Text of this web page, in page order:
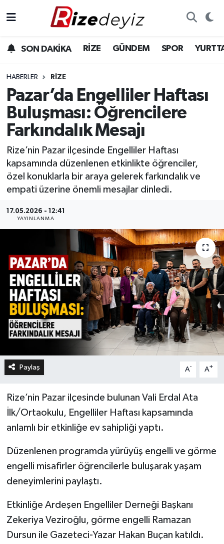
SON DAKİKA RİZE GÜNDEM SPOR
HABERLER RIZE
Pazar’da Engelliler Haftası
Buluşması: Öğrencilere
Farkındalık Mesajı
Rize’nin Pazar ilçesinde Engelliler Haftası
kapsamında düzenlenen etkinlikte öğrenciler,
özel konuklarla bir araya gelerek farkındalık ve
empati üzerine önemli mesajlar dinledi.
17.05.2026 - 12:41
YAYINLANMA
Paylaş A- A+
Rize’nin Pazar ilçesinde bulunan Vali Erdal Ata
İlk/Ortaokulu, Engelliler Haftası kapsamında
anlamlı bir etkinliğe ev sahipliği yaptı.
Düzenlenen programda yürüyüş engelli ve görme
engelli misafirler öğrencilerle buluşarak yaşam
deneyimlerini paylaştı.
Etkinliğe Ardeşen Engelliler Derneği Başkanı
Zekeriya Veziroğlu, görme engelli Ramazan
Dursun ile Gazeteci-Yazar Hakan Buçan katıldı.
Gündem
Yurttan Haberler
Ekonomi
Sağlık
Rize Hava Durumu
Rize Trafik Yoğunluk Haritası
Süper Lig Puan Durumu ve Fikstür
Son Dakika Haberleri
Haber Arşivi